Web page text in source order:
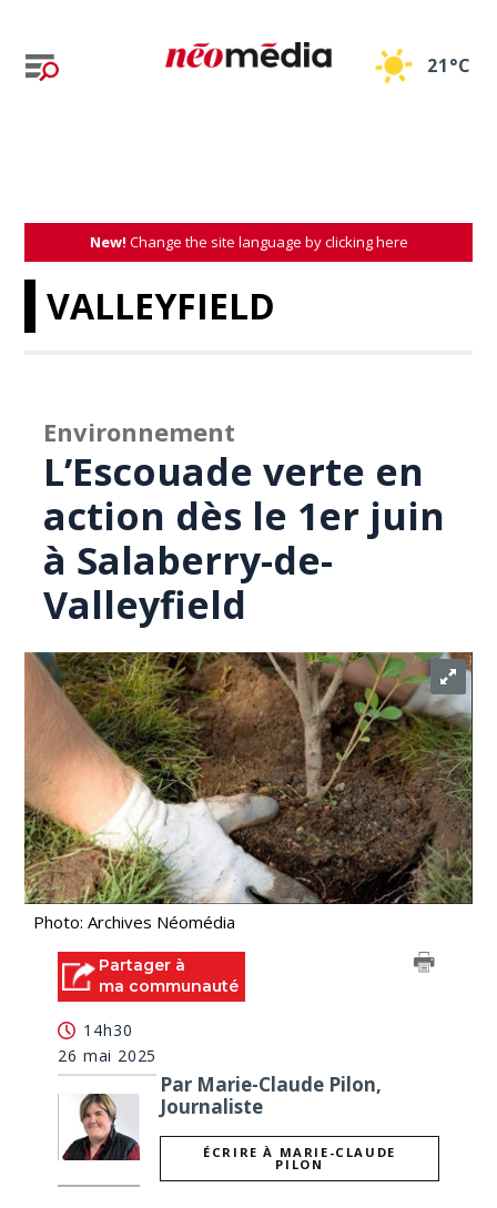
21°C
New! Change the site language by clicking here
VALLEYFIELD
Environnement
L’Escouade verte en
action dès le 1er juin
à Salaberry-de-
Valleyfield
Photo: Archives Néomédia
Partager à
ma communauté
14h30
26 mai 2025
Par Marie-Claude Pilon,
Journaliste
ÉCRIRE À MARIE-CLAUDE
PILON